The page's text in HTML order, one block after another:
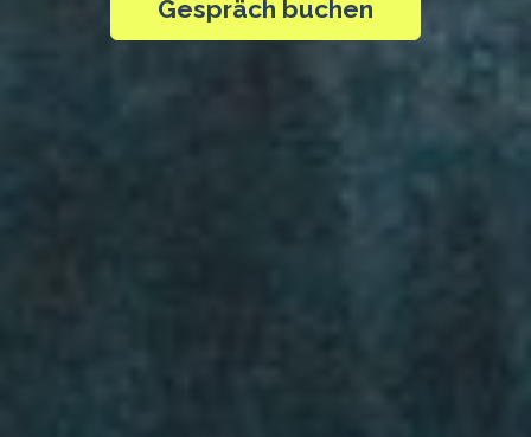
Gespräch buchen